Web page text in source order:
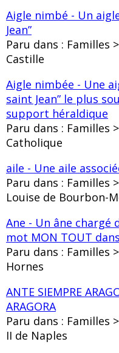
Aigle nimbé - Un
Jean”
Paru dans : Familles
Castille
Aigle nimbée - Une
saint Jean” le plus
support héraldique
Paru dans : Familles
Catholique
aile - Une aile
Paru dans : Familles
Louise de Bourbon-
Ane - Un âne chargé
mot MON TOUT
Paru dans : Familles
Hornes
ANTE SIEMPRE
ARAGORA
Paru dans : Familles
II de Naples